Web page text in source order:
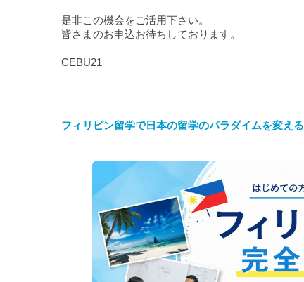
是非この機会をご活用下さい。
皆さまのお申込お待ちしております。
CEBU21
フィリピン留学で日本の留学のパラダイムを変え